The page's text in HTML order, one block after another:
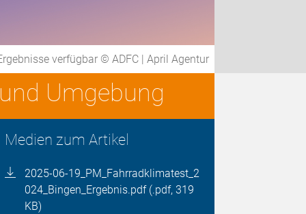
verfügbar © ADFC | April Agentur
Umgebung
Medien zum Artikel
2025-06-19_PM_Fahrradklimatest_2
024_Bingen_Ergebnis.pdf (.pdf, 319
KB)